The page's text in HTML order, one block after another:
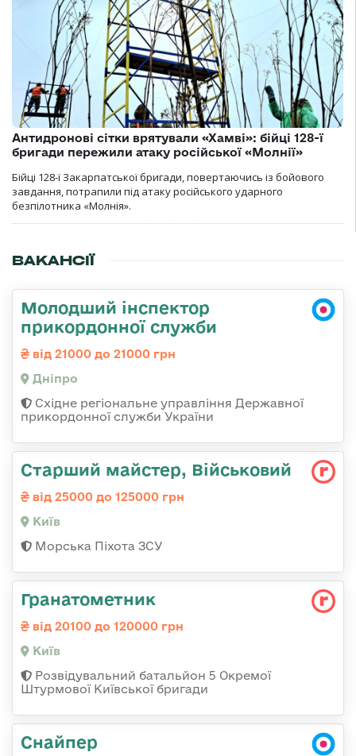
Антидронові сітки врятували «Хамві»: бійці 128-ї
бригади пережили атаку російської «Молнії»
Бійці 128-ї Закарпатської бригади, повертаючись із бойового
завдання, потрапили під атаку російського ударного
безпілотника «Молнія».
ВАКАНСІЇ
Молодший інспектор
прикордонної служби
від 21000 до 21000 грн
Дніпро
Східне регіональне управління Державної
прикордонної служби України
Старший майстер, Військовий
від 25000 до 125000 грн
Київ
Морська Піхота ЗСУ
Гранатометник
від 20100 до 120000 грн
Київ
Розвідувальний батальйон 5 Окремої
Штурмової Київської бригади
Снайпер